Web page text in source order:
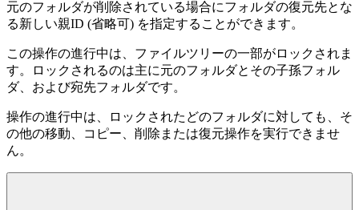
元のフォルダが削除されている場合にフォルダの復元先とな
る新しい親ID (省略可) を指定することができます。
この操作の進行中は、ファイルツリーの一部がロックされま
す。ロックされるのは主に元のフォルダとその子孫フォル
ダ、および宛先フォルダです。
操作の進行中は、ロックされたどのフォルダに対しても、そ
の他の移動、コピー、削除または復元操作を実行できませ
ん。